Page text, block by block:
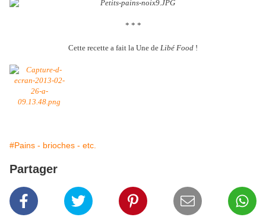
* * *
Cette recette a fait la Une de Libé Food !
#Pains - brioches - etc.
Partager